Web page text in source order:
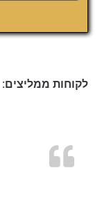
לקוחות ממליצים: